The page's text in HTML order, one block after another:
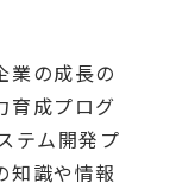
業の成長の
育成プログ
テム開発プ
知識や情報